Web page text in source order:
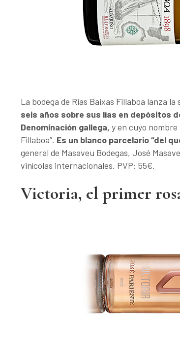
La bodega de Rias Baixas Fillaboa lanza
seis años sobre sus lías en depósitos
Denominación gallega, y en cuyo
Fillaboa”. Es un blanco parcelario “del
general de Masaveu Bodegas, José
vinícolas internacionales. PVP: 55€.
Victoria, el primer